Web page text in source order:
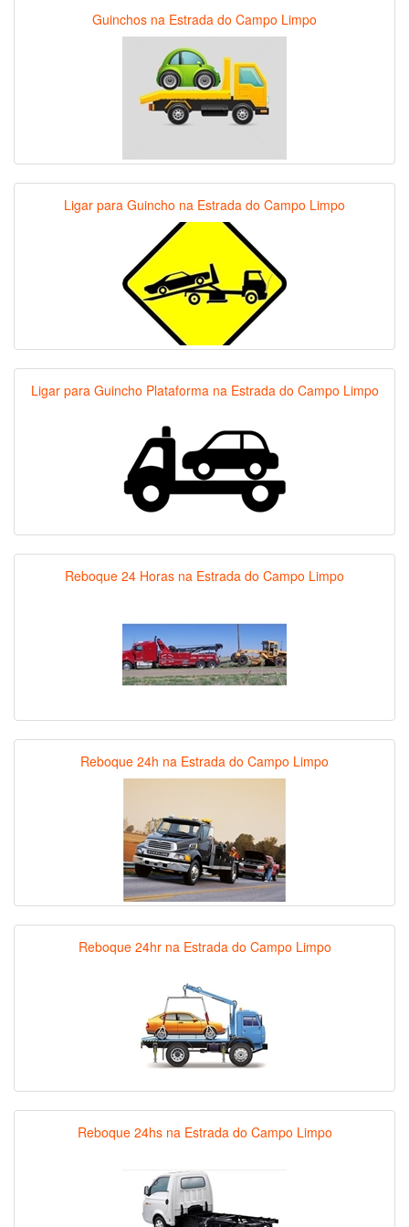
Guinchos na Estrada do Campo Limpo
Ligar para Guincho na Estrada do Campo Limpo
Ligar para Guincho Plataforma na Estrada do Campo Limpo
Reboque 24 Horas na Estrada do Campo Limpo
Reboque 24h na Estrada do Campo Limpo
Reboque 24hr na Estrada do Campo Limpo
Reboque 24hs na Estrada do Campo Limpo